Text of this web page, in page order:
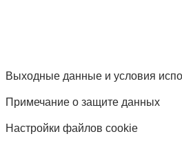
Выходные данные и условия
Примечание о защите данных
Настройки файлов cookie